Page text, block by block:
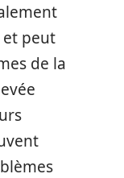
et peut
de la